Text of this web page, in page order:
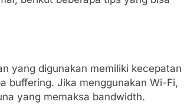
yang digunakan memiliki kecepatan
buffering. Jika menggunakan Wi-Fi,
yang memaksa bandwidth.